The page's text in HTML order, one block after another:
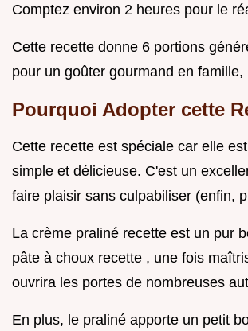
Comptez environ 2 heures pour le
Cette recette donne 6 portions
pour un goûter gourmand en famille,
Pourquoi Adopter cette
Cette recette est spéciale car elle
simple et délicieuse. C'est un
faire plaisir sans culpabiliser (enfin,
La crème praliné recette est un pur
pâte à choux recette , une fois
ouvrira les portes de nombreuses
En plus, le praliné apporte un petit